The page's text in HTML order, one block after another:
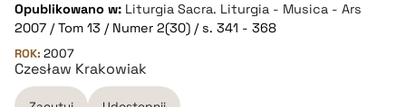
CZYSTY TEKST
pobierz cytat
Opublikowano w: Liturgia Sacra. Liturgia - Musica - Ars
2007 / Tom 13 / Numer 2(30) / s. 341 - 368
ROK: 2007
Czesław Krakowiak